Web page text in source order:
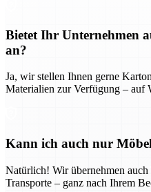
Bietet Ihr Unternehmen
an?
Ja, wir stellen Ihnen gerne
Materialien zur Verfügung – auf
Kann ich auch nur
Natürlich! Wir übernehmen
Transporte – ganz nach Ihrem